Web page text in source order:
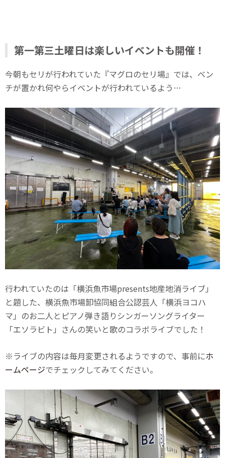
第一第三土曜日は楽しいイベントも開催！
今朝もセリが行われていた『マグロのセリ場』では、ベン
チが置かれ何やらイベントが行われているよう…
行われていたのは「横浜魚市場presents地産地消ライブ」
と題した、横浜魚市場卸協同組合公認芸人「横浜ヨコハ
マ」のお二人とピアノ弾き語りシンガーソングライター
「エソラビト」さんの笑いと歌のコラボライブでした！
※ライブの内容は毎月変更されるようですので、事前にホ
ームページでチェックしてみてください。